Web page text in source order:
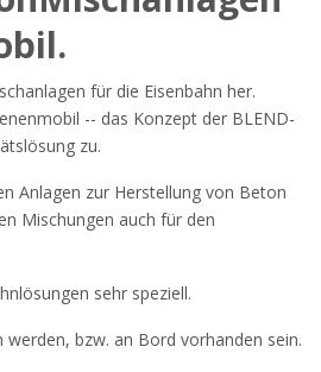
für die Eisenbahn her.
-- das Konzept der BLEND-
zu.
Anlagen zur Herstellung von Beton
Mischungen auch für den
sehr speziell.
bzw. an Bord vorhanden sein.